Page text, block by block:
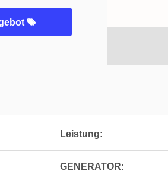
Leistung:
GENERATOR: